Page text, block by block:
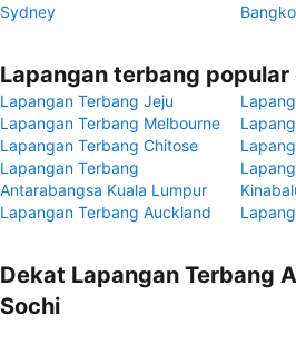
Sydney
Lapangan terbang popular
Lapangan Terbang Jeju
Lapangan Terbang Melbourne
Lapangan Terbang Chitose
Lapangan Terbang
Antarabangsa Kuala Lumpur
Lapangan Terbang Auckland
Dekat Lapangan Terbang
Sochi